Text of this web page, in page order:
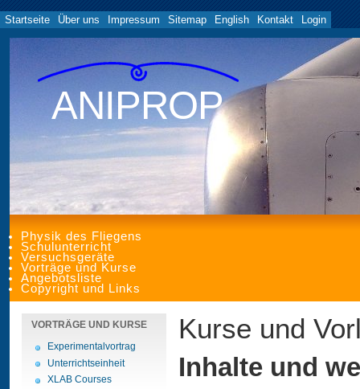
Startseite Über uns Impressum Sitemap English Kontakt Login
ANIPROP
Physik des Fliegens
Schulunterricht
Versuchsgeräte
Vorträge und Kurse
Angebotsliste
Copyright und Links
VORTRÄGE UND KURSE
Experimentalvortrag
Unterrichtseinheit
XLAB Courses
Kurse und
Inhalte und